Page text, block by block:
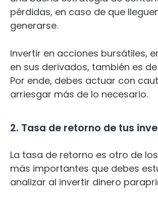
pérdidas, en caso de que
generarse.
Invertir en acciones bursátiles,
en sus derivados, también es
Por ende, debes actuar con
arriesgar más de lo necesario.
2. Tasa de retorno de tus
La tasa de retorno es otro de
más importantes que debes
analizar al invertir dinero